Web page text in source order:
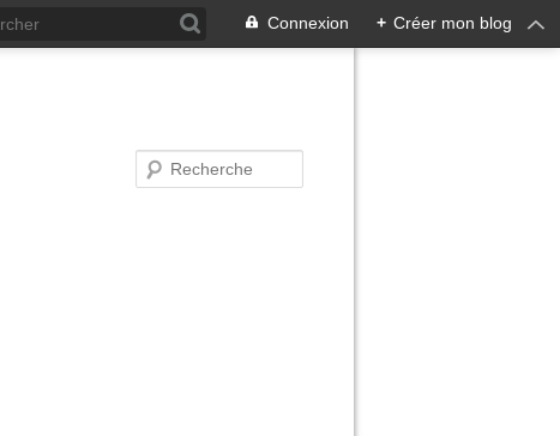
Connexion + Créer mon blog